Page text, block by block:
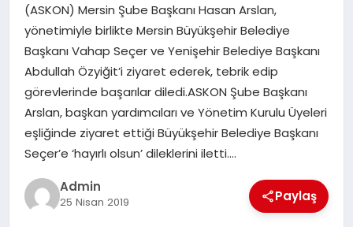
SANAT
POLITIKA
YAŞAM
SPOR
ILETİŞİM
(ASKON) Mersin Şube Başkanı Hasan Arslan,
yönetimiyle birlikte Mersin Büyükşehir Belediye
Başkanı Vahap Seçer ve Yenişehir Belediye Başkanı
Abdullah Özyiğit’i ziyaret ederek, tebrik edip
görevlerinde başarılar diledi.ASKON Şube Başkanı
Arslan, başkan yardımcıları ve Yönetim Kurulu Üyeleri
eşliğinde ziyaret ettiği Büyükşehir Belediye Başkanı
Seçer’e ‘hayırlı olsun’ dileklerini iletti….
Admin
25 Nisan 2019 Paylaş